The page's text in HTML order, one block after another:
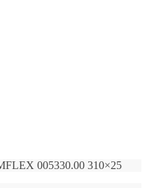
005330.00 310×25